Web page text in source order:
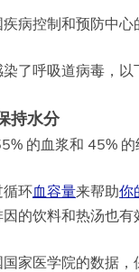
病控制和预防中心
了呼吸道病毒，以
持水分
的血浆和 45%
循环血容量来帮助你
的饮料和热汤也有
家医学院的数据